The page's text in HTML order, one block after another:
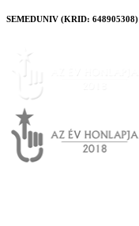
SEMEDUNIV (KRID: 648905308)